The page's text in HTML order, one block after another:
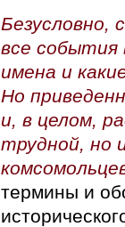
Безусловно,
все события
имена и
Но
и, в целом,
трудной, но
термины и